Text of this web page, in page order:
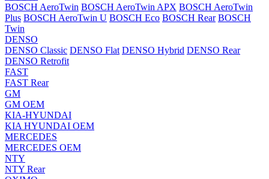
BOSCH AeroTwin BOSCH AeroTwin APX BOSCH AeroTwin
Plus BOSCH AeroTwin U BOSCH Eco BOSCH Rear BOSCH
Twin
DENSO
DENSO Classic DENSO Flat DENSO Hybrid DENSO Rear
DENSO Retrofit
FAST
FAST Rear
GM
GM OEM
KIA-HYUNDAI
KIA HYUNDAI OEM
MERCEDES
MERCEDES OEM
NTY
NTY Rear